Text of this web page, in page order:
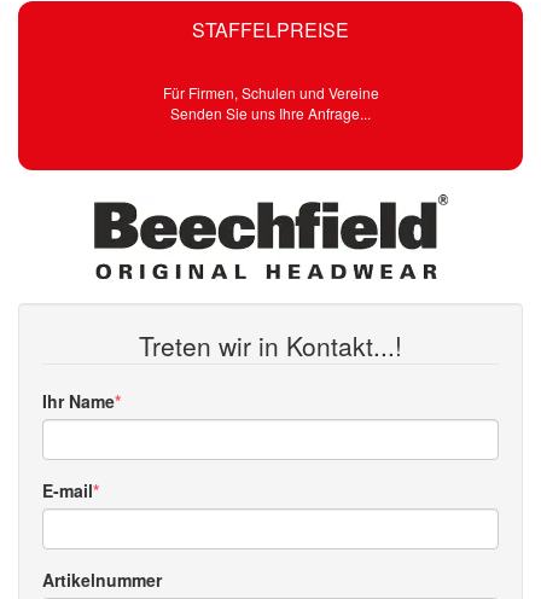
STAFFELPREISE
Für Firmen, Schulen und Vereine
Senden Sie uns Ihre Anfrage...
Treten wir in Kontakt...!
Ihr Name
E-mail
Artikelnummer